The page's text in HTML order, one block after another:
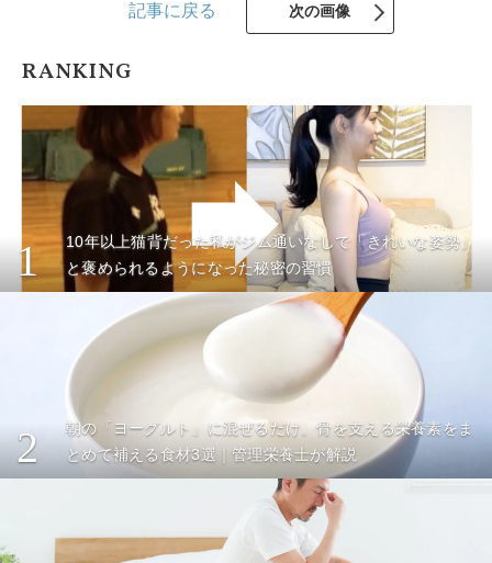
記事に戻る 次の画像
RANKING
1
10年以上猫背だった私がジム通いなしで「きれいな姿勢」
と褒められるようになった秘密の習慣
2
朝の「ヨーグルト」に混ぜるだけ。骨を支える栄養素をま
とめて補える食材3選｜管理栄養士が解説